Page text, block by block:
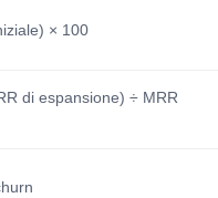
× 100
di espansione) ÷ MRR